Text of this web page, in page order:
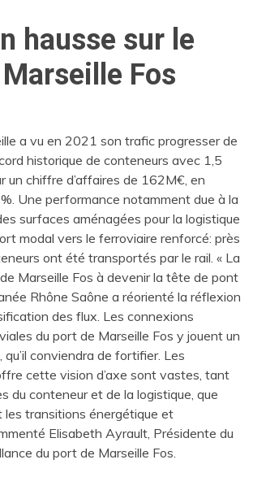
hausse sur le
Fos
a vu en 2021 son trafic progresser de
historique de conteneurs avec 1,5
un chiffre d’affaires de 162M€, en
Une performance notamment due à la
surfaces aménagées pour la logistique
modal vers le ferroviaire renforcé: près
ont été transportés par le rail. « La
Marseille Fos à devenir la tête de pont
Rhône Saône a réorienté la réflexion
des flux. Les connexions
du port de Marseille Fos y jouent un
conviendra de fortifier. Les
cette vision d’axe sont vastes, tant
du conteneur et de la logistique, que
les transitions énergétique et
Elisabeth Ayrault, Présidente du
du port de Marseille Fos.